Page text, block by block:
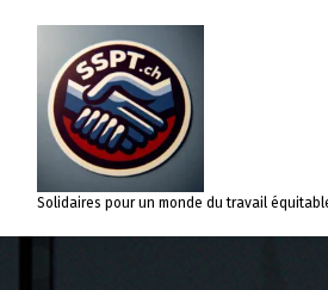
contenu
Solidaires pour un monde du travail